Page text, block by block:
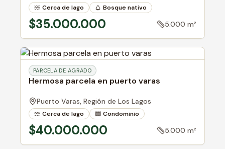
Cerca de lago Bosque nativo
$35.000.000 5.000 m²
PARCELA DE AGRADO
Hermosa parcela en puerto varas
Puerto Varas, Región de Los Lagos
Cerca de lago
Condominio
Bosque nativo
$40.000.000 5.000 m²